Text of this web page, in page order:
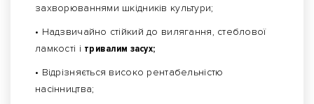
захворюваннями шкідників культури;
• Надзвичайно стійкий до вилягання, стеблової
ламкості і тривалим засух;
• Відрізняється високо рентабельністю
насінництва;